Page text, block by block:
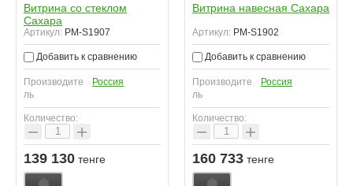
Витрина со стеклом
Сахара
Артикул: PM-S1907
Добавить к сравнению
Производите
ль
Россия
Количество:
− +
139 130 тенге
Витрина навесная Сахара
Артикул: PM-S1902
Добавить к сравнению
Производите
ль
Россия
Количество:
− +
160 733 тенге